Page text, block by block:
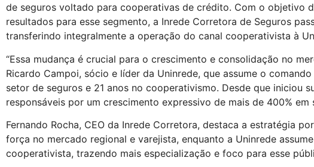
de seguros voltado para cooperativas de crédito. Com o objetivo
resultados para esse segmento, a Inrede Corretora de Seguros
transferindo integralmente a operação do canal cooperativista à
“Essa mudança é crucial para o crescimento e consolidação no
Ricardo Campoi, sócio e líder da Uninrede, que assume o
setor de seguros e 21 anos no cooperativismo. Desde que iniciou
responsáveis por um crescimento expressivo de mais de 400% em
Fernando Rocha, CEO da Inrede Corretora, destaca a estratégia
força no mercado regional e varejista, enquanto a Uninrede
cooperativista, trazendo mais especialização e foco para esse